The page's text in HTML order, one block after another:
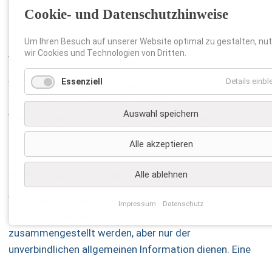
Verbraucherstreitbeilegung/
Wir sind nicht bereit oder verpflichtet, an
Streitbeilegungsverfahren vor einer
Verbraucherschlichtungsstelle teilzunehmen.
Wir legen Wert auf die Feststellung, dass die Inhalte
zusammengestellt werden, aber nur der
unverbindlichen allgemeinen Information dienen. Eine
Cookie- und Datenschutzhinweise
Um Ihren Besuch auf unserer Website optimal zu gestalten,
wir Cookies und Technologien von Dritten.
Essenziell Details
Auswahl speichern
Alle akzeptieren
Alle ablehnen
Impressum Datenschutz